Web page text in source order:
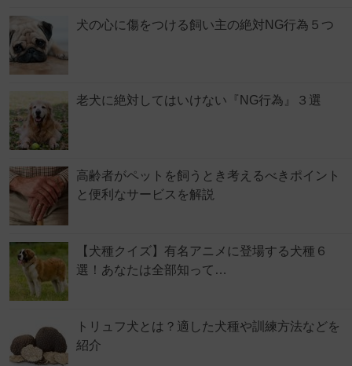
犬の心に傷をつける飼い主の絶対NG行為５つ
老犬に絶対してはいけない『NG行為』３選
高齢者がペットを飼うとき考えるべきポイント
と便利なサービスを解説
【犬種クイズ】有名アニメに登場する犬種６
選！あなたは全部知って…
トリュフ犬とは？適した犬種や訓練方法などを
紹介